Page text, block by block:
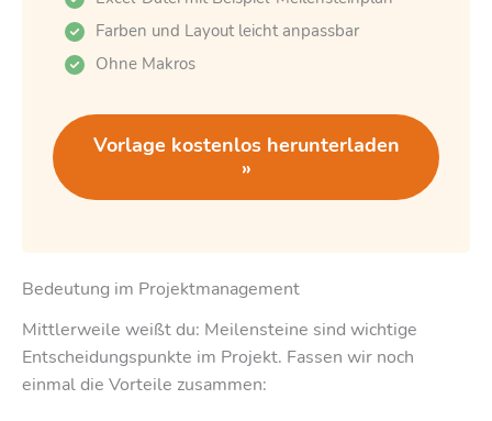
Farben und Layout leicht anpassbar
Ohne Makros
Vorlage kostenlos herunterladen
»
Bedeutung im Projektmanagement
Mittlerweile weißt du: Meilensteine sind wichtige
Entscheidungspunkte im Projekt. Fassen wir noch
einmal die Vorteile zusammen: